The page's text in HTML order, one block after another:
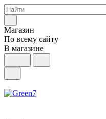
Магазин
По всему сайту
В магазине